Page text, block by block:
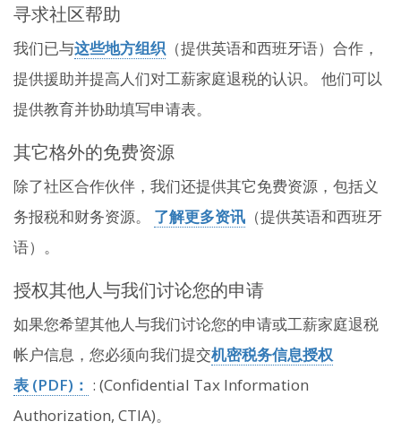
寻求社区帮助
我们已与这些地方组织 （提供英语和西班牙语）合作，
提供援助并提高人们对工薪家庭退税的认识。 他们可以
提供教育并协助填写申请表。
其它格外的免费资源
除了社区合作伙伴，我们还提供其它免费资源，包括义
务报税和财务资源。 了解更多资讯 （提供英语和西班牙
语）。
授权其他人与我们讨论您的申请
如果您希望其他人与我们讨论您的申请或工薪家庭退税
帐户信息，您必须向我们提交机密税务信息授权
表 (PDF)： : (Confidential Tax Information
Authorization, CTIA)。